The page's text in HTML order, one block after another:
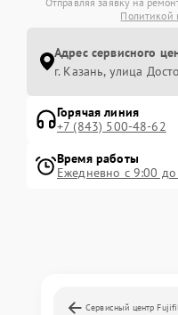
Политикой
Адрес сервисного
г. Казань, улица
Горячая линия
+7 (843) 500-48-62
Время работы
Ежедневно с 9:00
Сервисный центр